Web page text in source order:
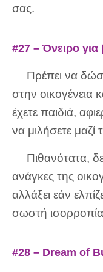
σας.
#27 – Όνειρο για
Πρέπει να
στην οικογένεια
έχετε παιδιά,
να μιλήσετε μαζί
Πιθανότατα,
ανάγκες της
αλλάξει εάν
σωστή
#28 – Dream of